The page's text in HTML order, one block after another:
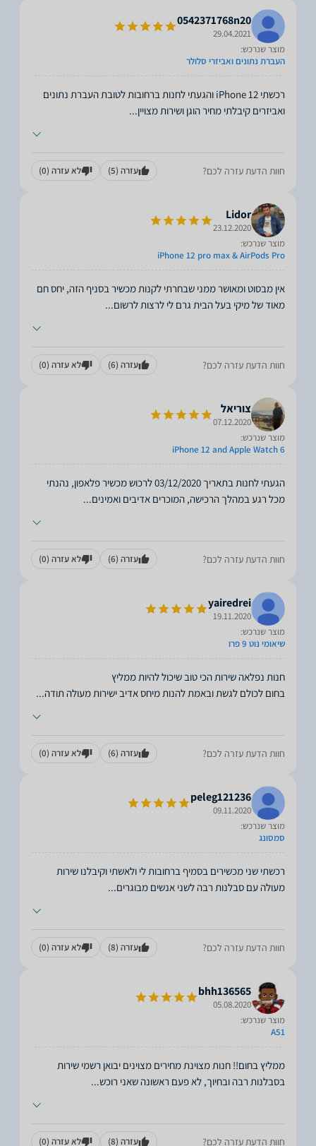
0542371768n20
29.04.2021
מוצר שנרכש:
העברת נתונים ואביזרי סלולר
‏רכשתי iPhone 12 והגעתי לחנות ברחובות לטובת העברת נתונים
ואביזרים קיבלתי מחיר הוגן ושירות מצויין...
חוות הדעת עזרה לכם? עזרה (5) לא עזרה (0)
Lidor
23.12.2020
מוצר שנרכש:
iPhone 12 pro max & AirPods Pro
אין מבסוט ומאושר ממני שבחרתי לקנות מכשיר בסניף הזה, יחס חם
מאוד של מיקי בעל הבית גרם לי לרצות לרשום...
חוות הדעת עזרה לכם? עזרה (6) לא עזרה (0)
צוריאל
07.12.2020
מוצר שנרכש:
iPhone 12 and Apple Watch 6
הגעתי לחנות בתאריך 03/12/2020 לרכוש מכשיר פלאפון, נהנתי
מכל רגע במהלך הרכישה, המוכרים אדיבים ואמינים...
חוות הדעת עזרה לכם? עזרה (6) לא עזרה (0)
yairedrei
19.11.2020
מוצר שנרכש:
שיאומי נוט 9 פרו
בחום לכולם לגשת ובאמת להנות מיחס אדיב ישירות מעולה תודה...
חוות הדעת עזרה לכם? עזרה (6) לא עזרה (0)
peleg121236
09.11.2020
מוצר שנרכש:
סמסונג
רכשתי שני מכשירים בסמיף ברחובות לי ולאשתי וקיבלנו שירות
מעולה עם סבלנות רבה לשני אנשים מבוגרים...
חוות הדעת עזרה לכם? עזרה (8) לא עזרה (0)
bhh136565
05.08.2020
מוצר שנרכש:
A51
ממליץ בחום!! חנות מצוינת מחירים מצוינים יבואן רשמי שירות
בסבלנות רבה ובחיוך, לא פעם ראשונה שאני רוכש...
חוות הדעת עזרה לכם? עזרה (8) לא עזרה (0)